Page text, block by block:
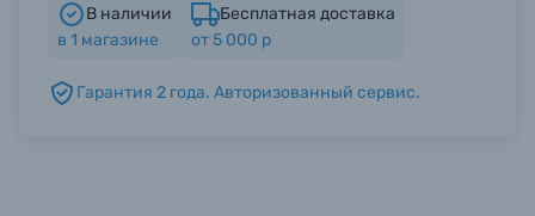
В наличии
в 1 магазине
Бесплатная доставка
от 5 000 р
Гарантия 2 года. Авторизованный сервис.